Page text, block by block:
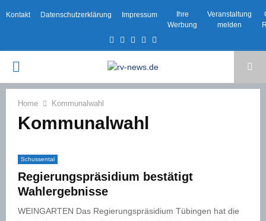
Kontakt Datenschutzerklärung Impressum
Ihre
Werbung
Veranstaltung
melden
Facebook
TwitterInstagram
Email
PRIMARY
MENU
Home Kommunalwahl
Kommunalwahl
Schussental
Regierungspräsidium bestätigt
Wahlergebnisse
WEINGARTEN Das Regierungspräsidium Tübingen hat die